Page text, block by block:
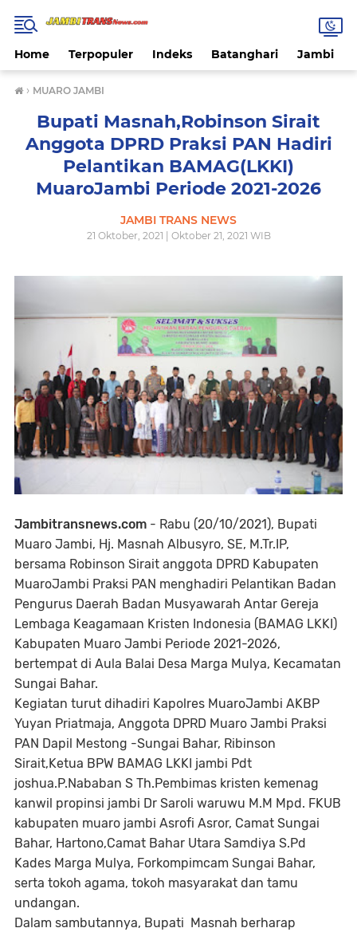
Home Terpopuler Indeks Batanghari Jambi
› MUARO JAMBI
Bupati Masnah,Robinson Sirait
Anggota DPRD Praksi PAN Hadiri
Pelantikan BAMAG(LKKI)
MuaroJambi Periode 2021-2026
JAMBI TRANS NEWS
21 Oktober, 2021 | Oktober 21, 2021 WIB
Jambitransnews.com - Rabu (20/10/2021), Bupati
Muaro Jambi, Hj. Masnah Albusyro, SE, M.Tr.IP,
bersama Robinson Sirait anggota DPRD Kabupaten
MuaroJambi Praksi PAN menghadiri Pelantikan Badan
Pengurus Daerah Badan Musyawarah Antar Gereja
Lembaga Keagamaan Kristen Indonesia (BAMAG LKKI)
Kabupaten Muaro Jambi Periode 2021-2026,
bertempat di Aula Balai Desa Marga Mulya, Kecamatan
Sungai Bahar.
Kegiatan turut dihadiri Kapolres MuaroJambi AKBP
Yuyan Priatmaja, Anggota DPRD Muaro Jambi Praksi
PAN Dapil Mestong -Sungai Bahar, Ribinson
Sirait,Ketua BPW BAMAG LKKI jambi Pdt
joshua.P.Nababan S Th.Pembimas kristen kemenag
kanwil propinsi jambi Dr Saroli waruwu M.M Mpd. FKUB
kabupaten muaro jambi Asrofi Asror, Camat Sungai
Bahar, Hartono,Camat Bahar Utara Samdiya S.Pd
Kades Marga Mulya, Forkompimcam Sungai Bahar,
serta tokoh agama, tokoh masyarakat dan tamu
undangan.
Dalam sambutannya, Bupati Masnah berharap